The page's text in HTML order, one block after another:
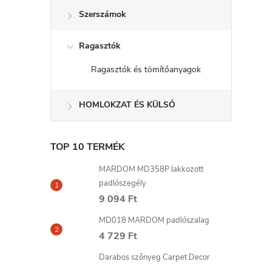
Szerszámok
Ragasztók
Ragasztók és tömítőanyagok
HOMLOKZAT ÉS KÜLSŐ
TOP 10 TERMÉK
MARDOM MD358P lakkozott
padlószegély
9 094 Ft
MD018 MARDOM padlószalag
4 729 Ft
Darabos szőnyeg Carpet Decor